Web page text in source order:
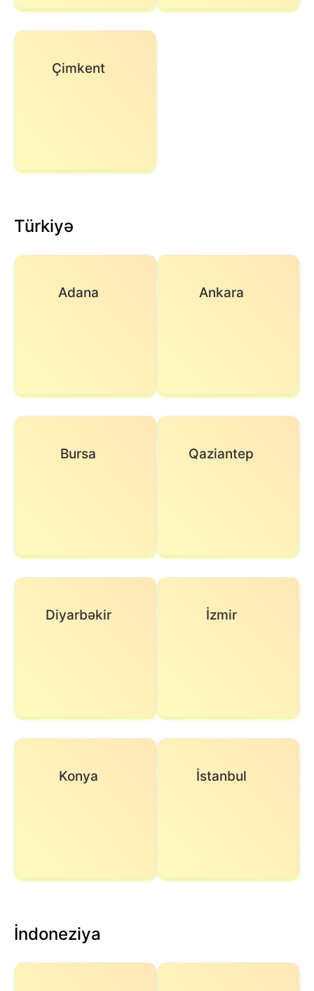
Çimkent
Türkiyə
Adana Ankara
Bursa Qaziantep
Diyarbəkir İzmir
Konya İstanbul
İndoneziya